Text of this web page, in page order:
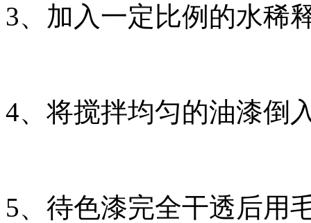
3、加入一定比例的水稀
4、将搅拌均匀的油漆倒
5、待色漆完全干透后用